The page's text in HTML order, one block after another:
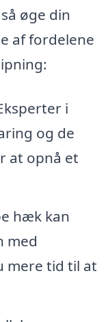
øge din
af fordelene
i
og de
at opnå et
hæk kan
med
mere tid til at